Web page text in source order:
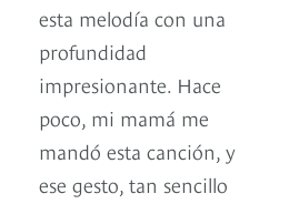
esta melodía con una
profundidad
impresionante. Hace
poco, mi mamá me
mandó esta canción, y
ese gesto, tan sencillo